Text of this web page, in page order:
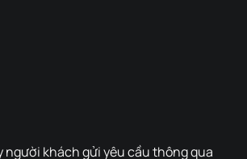
người khách gửi yêu cầu thông qua